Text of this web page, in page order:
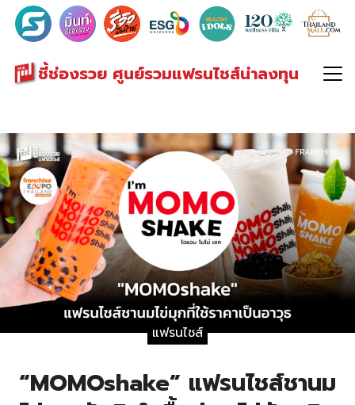
ชี้ช่องรวย ศูนย์รวมแฟรนไชส์น่าลงทุน
Search
for:
แฟรนไชส์
“MOMOshake” แฟรนไชส์ชานม